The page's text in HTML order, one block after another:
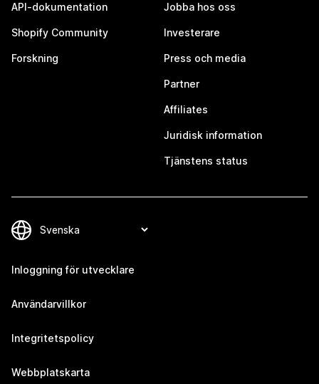
API-dokumentation
Shopify Community
Forskning
Jobba hos oss
Investerare
Press och media
Partner
Affiliates
Juridisk information
Tjänstens status
Inloggning för utvecklare
Användarvillkor
Integritetspolicy
Webbplatskarta